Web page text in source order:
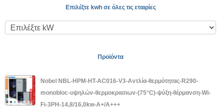
Επιλέξτε kwh σε όλες τις εταιρίες
Προϊόντα
Nobel NBL-HPM-HT-AC016-V3-Αντλία-θερμότητας-R290-
monobloc-υψηλών-θερμοκρασιων-(75°C)-ψύξη-θέρμανση-Wi-
Fi-3PH-14,8/16,0kw-A+/A+++